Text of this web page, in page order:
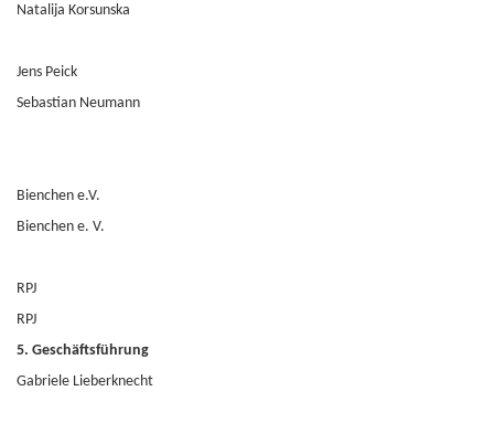
Natalija Korsunska
Jens Peick
Sebastian Neumann
Bienchen e.V.
Bienchen e. V.
RPJ
RPJ
5. Geschäftsführung
Gabriele Lieberknecht